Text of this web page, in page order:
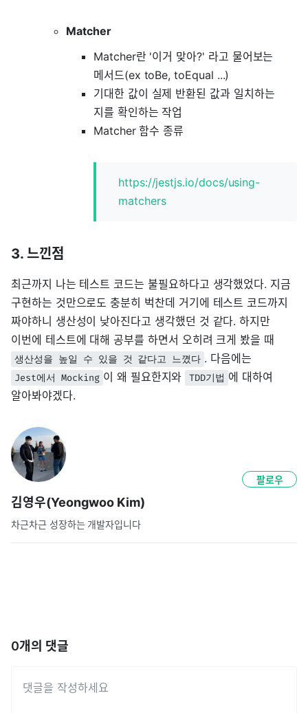
Matcher
Matcher란 '이거 맞아?' 라고 물어보는
메서드(ex toBe, toEqual ...)
기대한 값이 실제 반환된 값과 일치하는
지를 확인하는 작업
Matcher 함수 종류
https://jestjs.io/docs/using-
matchers
3. 느낀점
최근까지 나는 테스트 코드는 불필요하다고 생각했었다. 지금
구현하는 것만으로도 충분히 벅찬데 거기에 테스트 코드까지
짜야하니 생산성이 낮아진다고 생각했던 것 같다. 하지만
이번에 테스트에 대해 공부를 하면서 오히려 크게 봤을 때
생산성을 높일 수 있을 것 같다고 느꼈다 . 다음에는
Jest에서 Mocking 이 왜 필요한지와 TDD기법 에 대하여
알아봐야겠다.
김영우(Yeongwoo Kim)
차근차근 성장하는 개발자입니다
팔로우
0개의 댓글